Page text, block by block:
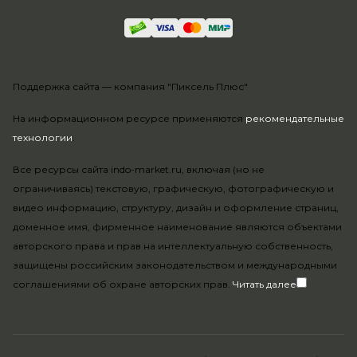
На информационном ресурсе применяются рекомендательные
технологии.
Все ресурсы сайта indo-market.ru, включая (но не
ограничиваясь) текстовую, графическую, фотографическую и
видео информацию, структуру, дизайн и оформление страниц,
доменное имя, фирменное наименование являются объектами
авторского права и прав на интеллектуальную собственность,
защищены российским законодательством и международными
соглашениями об охране авторских прав. Читать далее
Поддержка сайта — компания "Пиксель Плюс"